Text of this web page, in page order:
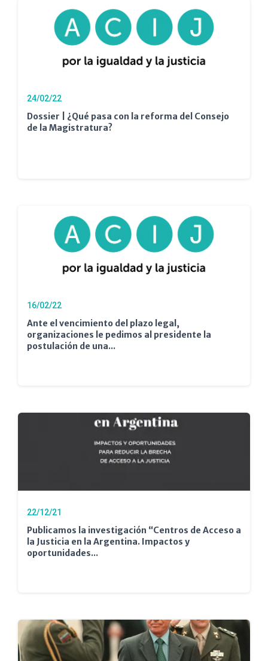
24/02/22
Dossier | ¿Qué pasa con la reforma del Consejo
de la Magistratura?
16/02/22
Ante el vencimiento del plazo legal,
organizaciones le pedimos al presidente la
postulación de una...
22/12/21
Publicamos la investigación “Centros de Acceso a
la Justicia en la Argentina. Impactos y
oportunidades...